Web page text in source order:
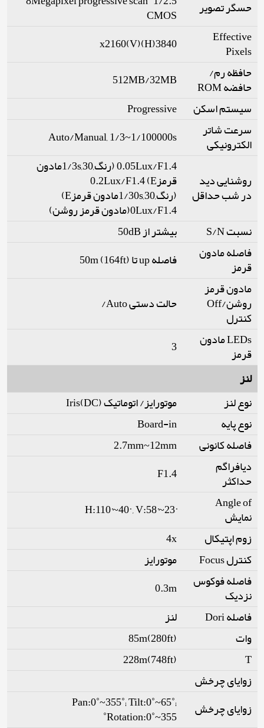
حسگر تصویر
CMOS
Effective
Pixels
3840(H)x2160(V)
حافظه رم/
حافضه ROM
512MB/32MB
سیستم اسکن
Progressive
سرعت شاتر
الکترونیکی Auto/Manual, 1/3~1/100000s
روشنایی دید
در شب حداقل
0.05Lux/F1.4 (رنگ,1/3s,30مادون
قرمزE) 0.2Lux/F1.4
(رنگ,1/30s,30مادون قرمزE)
0Lux/F1.4(مادون قرمز روشن)
نسبت S/N
بیشتر از 50dB
فاصله مادون
قرمز
فاصله up تا 50m (164ft)
مادون قرمز
روشن/Off
کنترل
حالت دستی Auto/
LEDs مادون
قرمز
3
لنز
نوع لنز
موتورایز/ اتوماتیک Iris(DC)
نوع پایه
Board-in
فاصله کانونی
2.7mm~12mm
دیافراگم
حداکثر
F1.4
Angle of
نمایش
H:110°~40° , V:58°~23°
زوم اپتیکال
4x
کنترل Focus
موتورایز
فاصله فوکوس
نزدیک
0.3m
فاصله Dori
لنز
وات
85m(280ft)
T
228m(748ft)
زوایای چرخش
زوایای چرخش
Pan:0˚~355˚; Tilt:0˚~65˚;
Rotation:0˚~355˚